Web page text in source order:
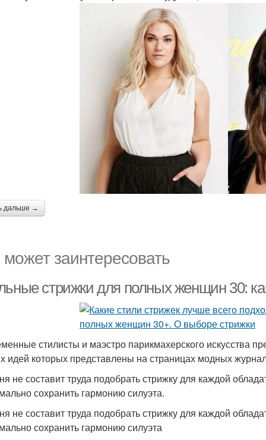
дальше →
заинтересовать
стрижки для полных женщин 30:
стилисты и маэстро парикмахерского искусства
идей которых представлены на страницах модных
не составит труда подобрать стрижку для каждой
сохранить гармонию силуэта.
не составит труда подобрать стрижку для каждой
сохранить гармонию силуэта